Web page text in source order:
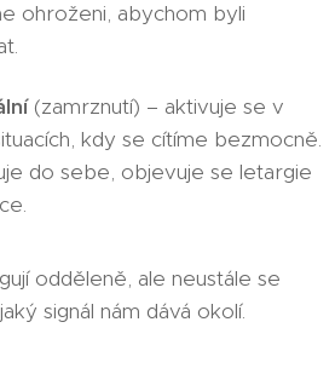
ohroženi, abychom byli
(zamrznutí) – aktivuje se v
kdy se cítíme bezmocně.
do sebe, objevuje se letargie
odděleně, ale neustále se
signál nám dává okolí.